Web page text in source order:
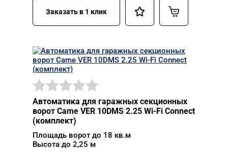
Заказать в 1 клик
Автоматика для гаражных секционных
ворот Came VER 10DMS 2.25 Wi-Fi Connect
(комплект)
Площадь ворот до 18 кв.м
Высота до 2,25 м